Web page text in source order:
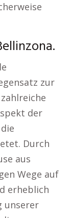
zur
der
Durch
aus
Wege auf
erheblich
unserer